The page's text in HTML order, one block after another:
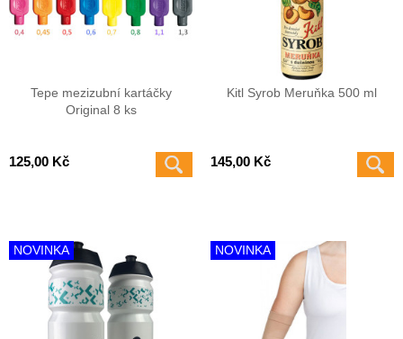
Tepe mezizubní kartáčky
Original 8 ks
125,00 Kč
Kitl Syrob Meruňka 500 ml
145,00 Kč
NOVINKA NOVINKA